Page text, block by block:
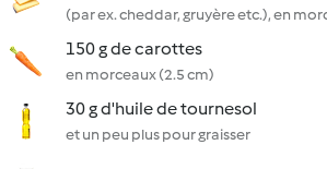
(par ex. cheddar, gruyère etc.), en
150 g de carottes
en morceaux (2.5 cm)
30 g d'huile de tournesol
et un peu plus pour graisser